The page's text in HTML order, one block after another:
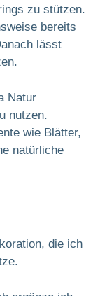
zu stützen.
bereits
lässt
Natur
nutzen.
wie Blätter,
natürliche
die ich